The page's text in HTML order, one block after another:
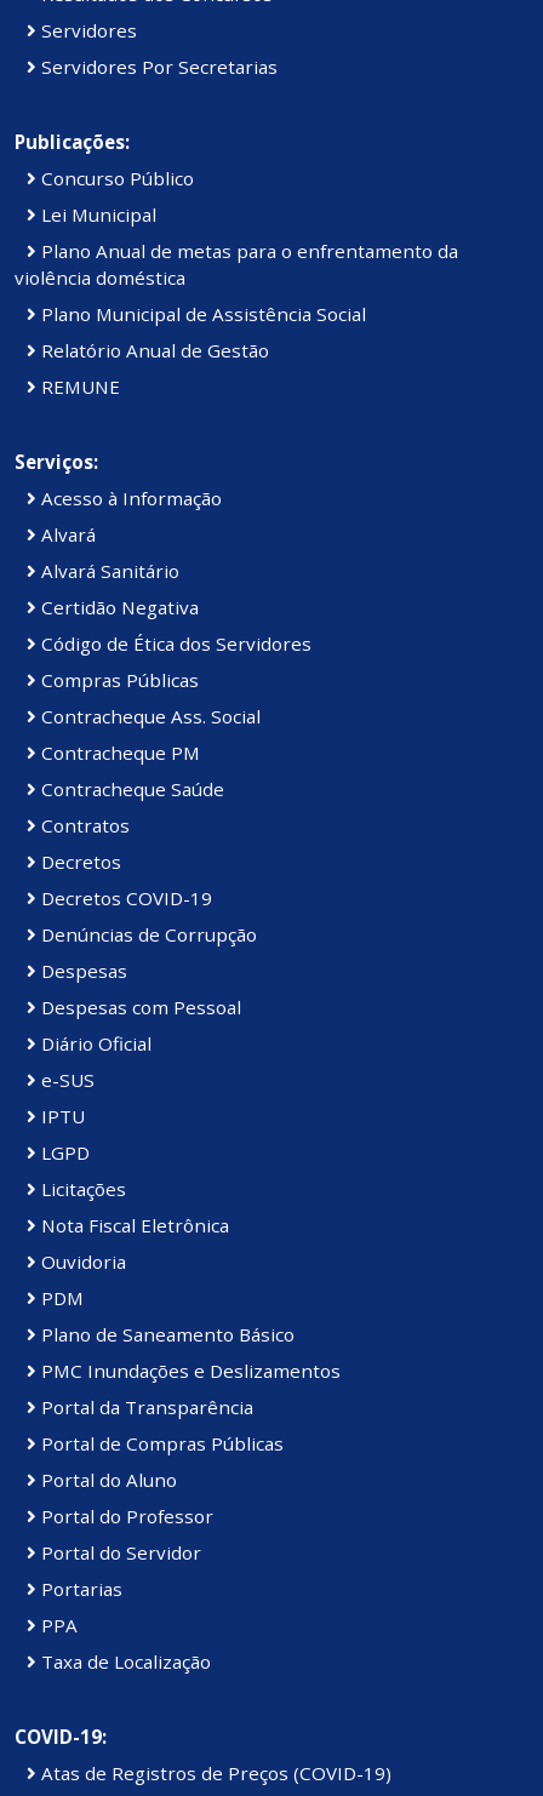
Servidores
Servidores Por Secretarias
Publicações:
Concurso Público
Lei Municipal
Plano Anual de metas para o enfrentamento da
violência doméstica
Plano Municipal de Assistência Social
Relatório Anual de Gestão
REMUNE
Serviços:
Acesso à Informação
Alvará
Alvará Sanitário
Certidão Negativa
Código de Ética dos Servidores
Compras Públicas
Contracheque Ass. Social
Contracheque PM
Contracheque Saúde
Contratos
Decretos
Decretos COVID-19
Denúncias de Corrupção
Despesas
Despesas com Pessoal
Diário Oficial
e-SUS
IPTU
LGPD
Licitações
Nota Fiscal Eletrônica
Ouvidoria
PDM
Plano de Saneamento Básico
PMC Inundações e Deslizamentos
Portal da Transparência
Portal de Compras Públicas
Portal do Aluno
Portal do Professor
Portal do Servidor
Portarias
PPA
Taxa de Localização
COVID-19:
Atas de Registros de Preços (COVID-19)